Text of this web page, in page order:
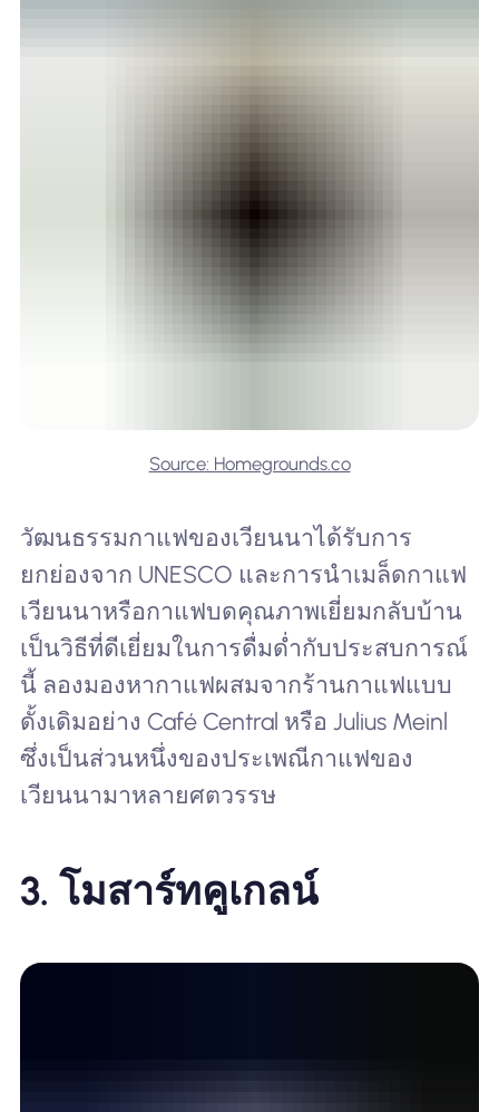
Source: Homegrounds.co
วัฒนธรรมกาแฟของเวียนนาได้รับการ
ยกย่องจาก UNESCO และการนำเมล็ดกาแฟ
เวียนนาหรือกาแฟบดคุณภาพเยี่ยมกลับบ้าน
เป็นวิธีที่ดีเยี่ยมในการดื่มด่ำกับประสบการณ์
นี้ ลองมองหากาแฟผสมจากร้านกาแฟแบบ
ดั้งเดิมอย่าง Café Central หรือ Julius Meinl
ซึ่งเป็นส่วนหนึ่งของประเพณีกาแฟของ
เวียนนามาหลายศตวรรษ
3. โมสาร์ทคูเกลน์